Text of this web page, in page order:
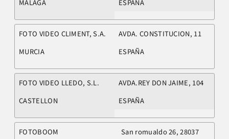
MALAGA ESPAÑA
FOTO VIDEO CLIMENT, S.A.
AVDA. CONSTITUCION, 11
MURCIA
ESPAÑA
FOTO VIDEO LLEDO, S.L.
AVDA.REY DON JAIME, 104
CASTELLON
ESPAÑA
FOTOBOOM
San romualdo 26, 28037